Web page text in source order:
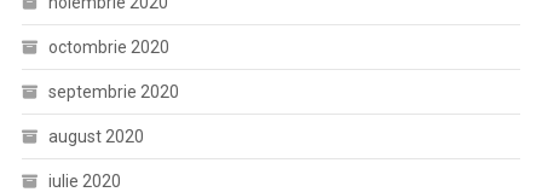
octombrie 2020
septembrie 2020
august 2020
iulie 2020